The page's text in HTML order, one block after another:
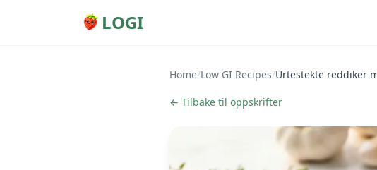
LOGI
Home/Low GI Recipes/Urtestekte reddiker
← Tilbake til oppskrifter